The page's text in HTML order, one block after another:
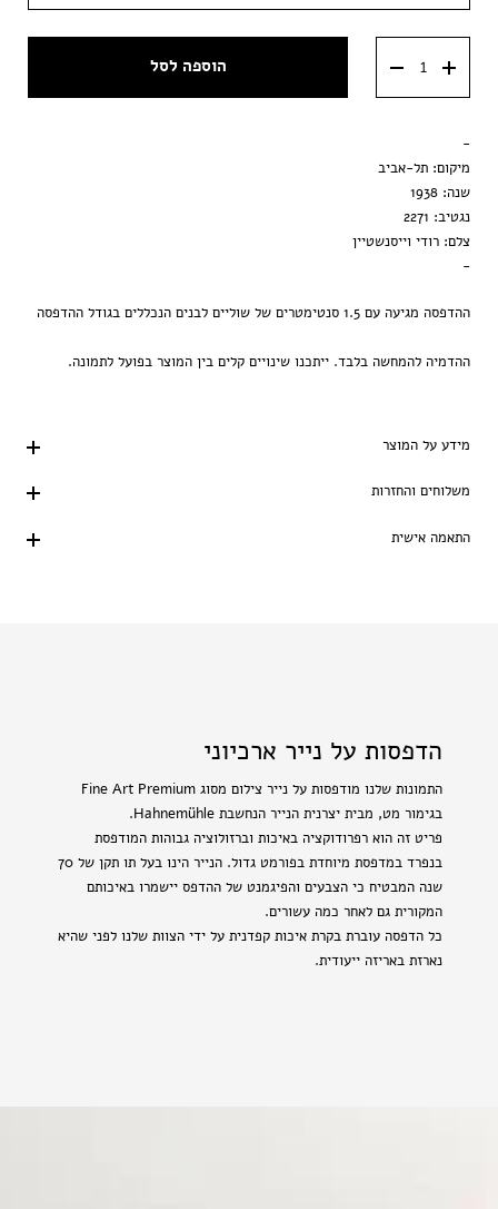
40x60 ס״מ
50x70 ס״מ
מסגרת ענבר
הדפסה בלבד
הוספה לסל
-
מיקום: תל-אביב
שנה: 1938
נגטיב: 2271
צלם: רודי וייסנשטיין
-
ההדפסה מגיעה עם 1.5 סנטימטרים של שוליים לבנים הנכללים בגודל ההדפסה
ההדמיה להמחשה בלבד. ייתכנו שינויים קלים בין המוצר בפועל לתמונה.
מידע על המוצר
משלוחים והחזרות
התאמה אישית
הדפסות על נייר ארכיוני
התמונות שלנו מודפסות על נייר צילום מסוג Fine Art Premium
בגימור מט, מבית יצרנית הנייר הנחשבת Hahnemühle.
פריט זה הוא רפרודוקציה באיכות וברזולוציה גבוהות המודפסת
בנפרד במדפסת מיוחדת בפורמט גדול. הנייר הינו בעל תו תקן של 70
שנה המבטיח כי הצבעים והפיגמנט של ההדפס יישמרו באיכותם
המקורית גם לאחר כמה עשורים.
כל הדפסה עוברת בקרת איכות קפדנית על ידי הצוות שלנו לפני שהיא
נארזת באריזה ייעודית.